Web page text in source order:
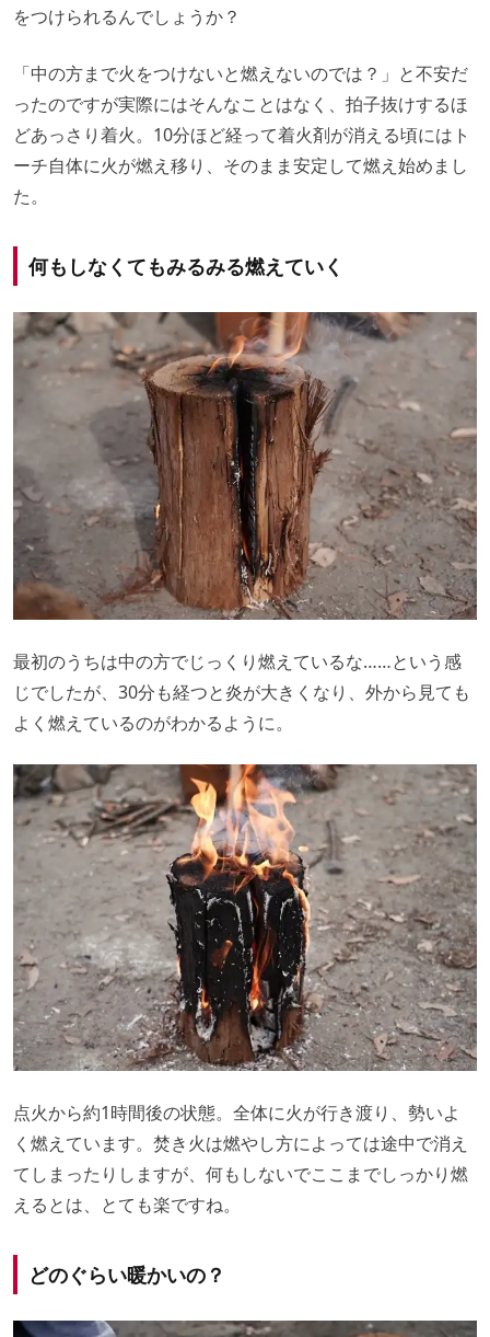
をつけられるんでしょうか？
「中の方まで火をつけないと燃えないのでは？」と不安だ
ったのですが実際にはそんなことはなく、拍子抜けするほ
どあっさり着火。10分ほど経って着火剤が消える頃にはト
ーチ自体に火が燃え移り、そのまま安定して燃え始めまし
た。
何もしなくてもみるみる燃えていく
最初のうちは中の方でじっくり燃えているな……という感
じでしたが、30分も経つと炎が大きくなり、外から見ても
よく燃えているのがわかるように。
点火から約1時間後の状態。全体に火が行き渡り、勢いよ
く燃えています。焚き火は燃やし方によっては途中で消え
てしまったりしますが、何もしないでここまでしっかり燃
えるとは、とても楽ですね。
どのぐらい暖かいの？